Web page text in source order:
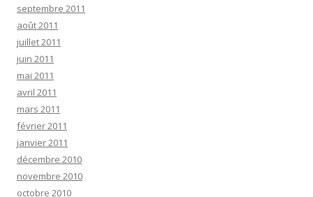
septembre 2011
août 2011
juillet 2011
juin 2011
mai 2011
avril 2011
mars 2011
février 2011
janvier 2011
décembre 2010
novembre 2010
octobre 2010